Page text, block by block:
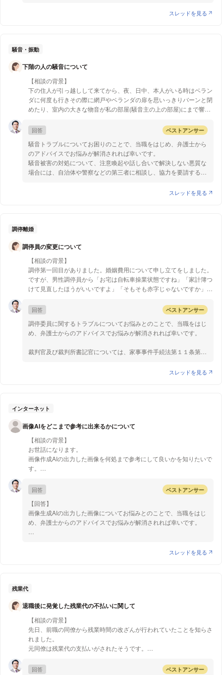
【質問1】
・相続税、贈与税などが、私たち相続人にかかってこないか
あります。相続人や受遺者である場合には、亡くなる3年以内に生
者様や相続人の方々が負担する必要は基本的にないかと思われま
以上、参考になれば幸いです。
スレッドを見る
騒音・振動
下階の人の騒音について
【相談の背景】
下の住人が引っ越しして来てから、夜、日中、本人がいる時はベラン
ダに何度も行きその際に網戸やベランダの扉を思いっきりバーンと閉
めたり、室内の大きな物音が私の部屋(騒音主の上の部屋)にまで響い
が、効果が無く再度管理会社から騒音主に電話したら、電話に出て来
れなくなりポストに手紙を管理会社が投函したのですが、いまだ効果
が薄く、管理会社より引き続き見てて下さいと言われたので毎週騒音
の動画とうをメールで報告していたのですが、今日管理会社から連絡
が来て、もう動画は入りません。深夜0:00〜朝6:00までに何度もあれ
ば報告下さい。それ以外の時間なら遅く帰って来て動いてる人もいる
続き騒音主には連絡をしていきます。ポストに手紙を投函したからと
といけないんでしょうか。念の為動画と携帯のメモに日記ぽく書いて
【質問1】
慰謝料を取りたい。
または、引越しして欲しい。
回答 ベストアンサー
騒音トラブルについてお困りのことで、当職をはじめ、弁護士から
のアドバイスでお悩みが解消されれば幸いです。
騒音被害の対処について、注意喚起や話し合いで解決しない悪質な
場合には、自治体や警察などの第三者に相談し、協力を要請するこ
察に連絡すると注意してくれる場合が多いようです。なお、軽犯罪
には一定の効果が期待できると思います。
騒音が原因で頭痛や不眠、うつ病などの健康被害が生じた場合は、
民法709条および710条に基づいて、騒音の発生源である住人に対
し、慰謝料や引っ越し費用等の損害賠償を請求することができる場
合もあります。ただし、請求が認められるためには、騒音が「受忍
限度」を超えていることが必要となります。受忍限度とは、社会通
念上、我慢できる程度のものか否かを示す基準となるもので、①
被害の内容、②侵害行為の内容、程度、③公法上の規制との関
係、④地域性、⑤被害防止のための代償措置等を総合的に考慮し
て判断されます。例えば、生活騒音に関する定めの有無は自治体に
よりますが、規定のある自治体のものを参照すると、ほとんどが住
ています。このように、騒音が受任限度を超えていることや具体的
められるための立証のハードルは高いものとなっています。そこ
早期解決が目指せる点にメリットがあるといえます。また、話し合
立になったことを告知した日から２週間以内に訴訟を提起すること
で、調停の申立ての際に納付した手数料を、訴え提起の手数料に流
用して訴訟に移行することができます。
以上、ご参考になれば幸いです
スレッドを見る
調停離婚
調停員の変更について
【相談の背景】
調停第一回目がありました。婚姻費用について申し立てをしました。
ですが、男性調停員から「お宅は自転車操業状態ですね」「家計簿つ
けて見直したほうがいいですよ」「そもそも赤字じゃないですか」と
まい、途中で裁判官も話し合いに入り…裁判所の閉まる時間を過ぎて
しまったのですが、その際男性調停員の方が早く終われと言わんばか
りに机を指でカタカタ鳴らしたり、夫から婚姻費用を一円も払われな
くなり困って調停を起こしたのですが、話している途中でだんだんと
官が計算した金額で合意したのですが…
回答 ベストアンサー
調停委員に関するトラブルについてお悩みとのことで、当職をはじ
め、弁護士からのアドバイスでお悩みが解消されれば幸いです。
裁判官及び裁判所書記官については、家事事件手続法第１１条第１
は、当事者は、その裁判官を忌避することができる」（なお、裁判
場合、調停委員を変更することを求めることはできない（第１６条
第１項）と考えられます。
以上参考になれば幸いです。
スレッドを見る
インターネット
画像AIをどこまで参考に出来るかについて
【相談の背景】
お世話になります。
画像作成AIの出力した画像を何処まで参考にして良いかを知りたいで
す。
すれば、法に抵触しないか、倫理上問題ないかについても知りたいで
す。
【質問1】
AIが出力した画像をトレースし、その後ある程度加筆修正した場合、
トレースした画像の著作権は誰にあるのでしょうか。
回答 ベストアンサー
【回答】
画像生成AIの出力した画像についてお悩みとのことで、当職をはじ
め、弁護士からのアドバイスでお悩みが解消されれば幸いです。
生成AIの生成物について、基本的には著作物性が認められず、著作
生成AIの生成物なら、人が具体的な表現結果に創作的な関与をして
おらず、著作物には該当しないので、著作権は認められないという
ことになります。
もっとも、生成AIの生成物にある程度加筆修正した場合、それが創
作的なものと呼べるレベルに達している場合は、トレースした画像
の著作権は加筆修正した人間にあるということになると考えられま
す。一方、単なるトリミングや色調の補正程度では創作的なものと
は言えず、人間に著作権が認められることは無いでしょう。（ただ
スレッドを見る
残業代
退職後に発覚した残業代の不払いに関して
【相談の背景】
先日、前職の同僚から残業時間の改ざんが行われていたことを知らさ
れました。
元同僚は残業代の支払いがされたそうです。
回答 ベストアンサー